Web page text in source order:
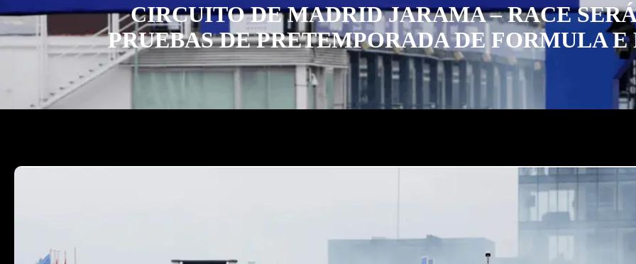
CIRCUITO DE MADRID JARAMA – RACE
PRUEBAS DE PRETEMPORADA DE FORMULA E